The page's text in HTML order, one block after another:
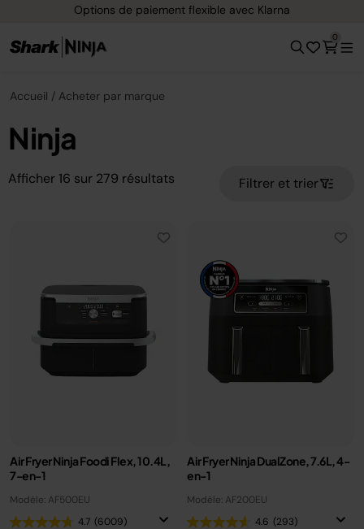
Livraison gratuite dès 40 € d'achat
0
Accueil Acheter par marque
Ninja
Afficher 16 sur 279 résultats Filtrer et trier
Air Fryer Ninja Foodi Flex, 10.4L,
7-en-1
Modèle: AF500EU
4.7 (6009)
Air Fryer Ninja DualZone, 7.6L, 4-
en-1
Modèle: AF200EU
4.6 (293)